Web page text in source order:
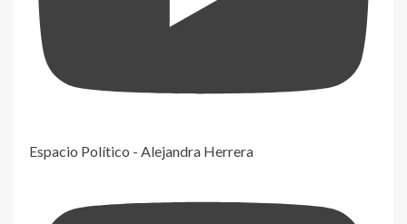
Espacio Político - Alejandra Herrera